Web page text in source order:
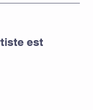
est